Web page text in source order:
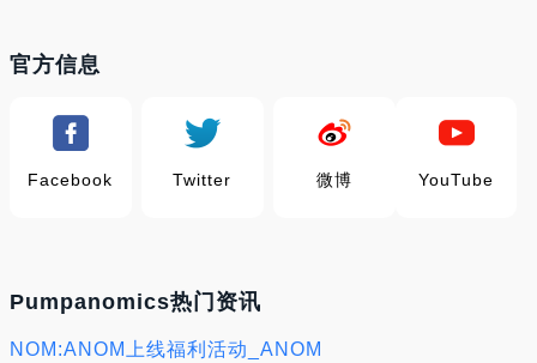
官方信息
Facebook Twitter 微博 YouTube
Pumpanomics热门资讯
NOM:ANOM上线福利活动_ANOM